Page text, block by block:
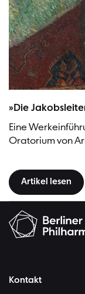
»Die
Eine
Oratorium von
Artikel lesen
Kontakt